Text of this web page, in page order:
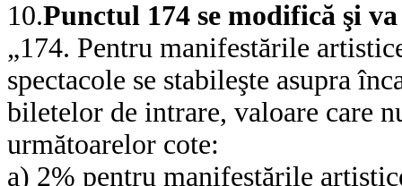
10.Punctul 174 se modifică şi
„174. Pentru manifestările
spectacole se stabileşte asupra
biletelor de intrare, valoare care
următoarelor cote:
a) 2% pentru manifestările